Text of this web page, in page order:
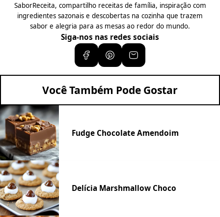
SaborReceita, compartilho receitas de família, inspiração com
ingredientes sazonais e descobertas na cozinha que trazem
sabor e alegria para as mesas ao redor do mundo.
Siga-nos nas redes sociais
Você Também Pode Gostar
Fudge Chocolate Amendoim
Delícia Marshmallow Choco